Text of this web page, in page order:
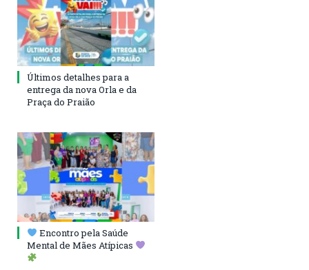
Últimos detalhes para a
entrega da nova Orla e da
Praça do Praião
Encontro pela Saúde
Mental de Mães Atípicas